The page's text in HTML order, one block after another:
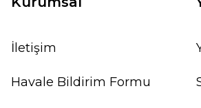
%20
İletişim
Havale Bildirim Formu